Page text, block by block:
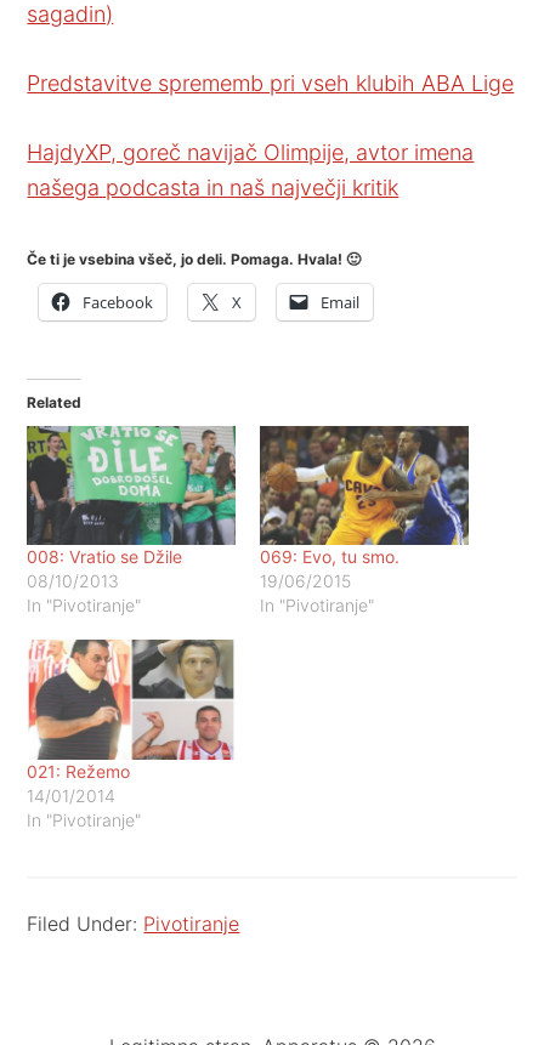
sagadin)
Predstavitve sprememb pri vseh klubih ABA Lige
HajdyXP, goreč navijač Olimpije, avtor imena
našega podcasta in naš največji kritik
Če ti je vsebina všeč, jo deli. Pomaga. Hvala! 🙂
Facebook X Email
Related
008: Vratio se Džile
08/10/2013
In "Pivotiranje"
069: Evo, tu smo.
19/06/2015
In "Pivotiranje"
021: Režemo
14/01/2014
In "Pivotiranje"
Filed Under: Pivotiranje